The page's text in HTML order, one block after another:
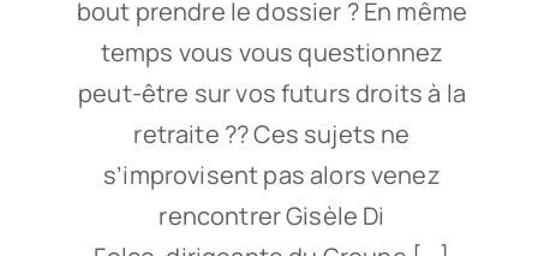
bout prendre le dossier ? En même
temps vous vous questionnez
peut-être sur vos futurs droits à la
retraite ?? Ces sujets ne
s’improvisent pas alors venez
rencontrer Gisèle Di